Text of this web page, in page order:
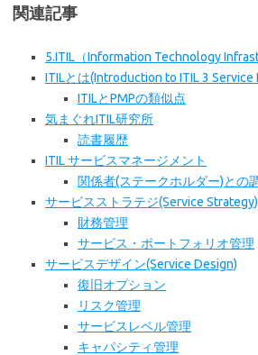
関連記事
5.ITIL（Information Technology
ITILとは(Introduction to ITIL 3 Service
ITILとPMPの類似点
気まぐれITIL研究所
読書履歴
ITIL サービスマネージメント
関係者(ステークホルダー)との
サービスストラテジ(Service Strategy)
財務管理
サービス・ポートフォリオ管理
サービスデザイン(Service Design)
復旧オプション
リスク管理
サービスレベル管理
キャパシティ管理